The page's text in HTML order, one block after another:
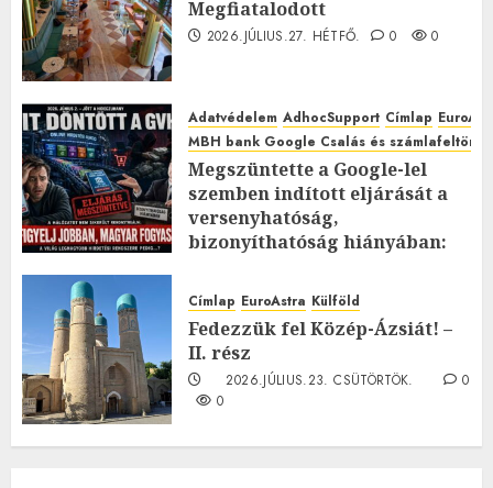
Megfiatalodott
2026.JÚLIUS.27. HÉTFŐ. 0 0
Adatvédelem AdhocSupport Címlap
MBH bank Google Csalás és
Megszüntette a Google-lel
szemben indított eljárását a
versenyhatóság,
bizonyíthatóság hiányában:
2026.JÚLIUS.23. CSÜTÖRTÖK.
0
Címlap EuroAstra Külföld
Fedezzük fel Közép-Ázsiát! –
II. rész
2026.JÚLIUS.23. CSÜTÖRTÖK.
0
0